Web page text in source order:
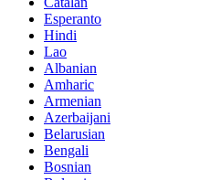
Esperanto
Hindi
Lao
Albanian
Amharic
Armenian
Azerbaijani
Belarusian
Bengali
Bosnian